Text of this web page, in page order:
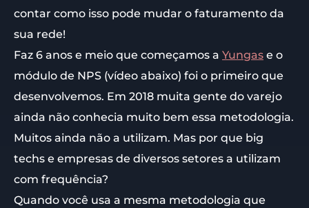
contar como isso pode mudar o faturamento da
sua rede!
Faz 6 anos e meio que começamos a Yungas e o
módulo de NPS (vídeo abaixo) foi o primeiro que
desenvolvemos. Em 2018 muita gente do varejo
ainda não conhecia muito bem essa metodologia.
Muitos ainda não a utilizam. Mas por que big
techs e empresas de diversos setores a utilizam
com frequência?
Quando você usa a mesma metodologia que